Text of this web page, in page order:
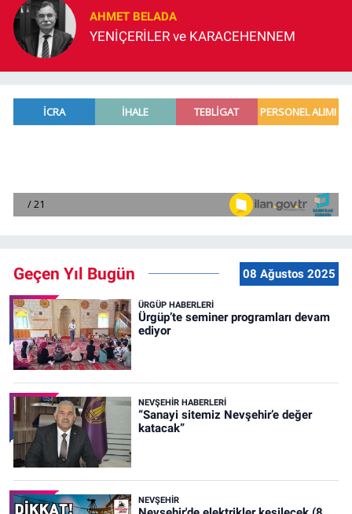
AHMET BELADA
YENİÇERİLER ve KARACEHENNEM
Geçen Yıl Bugün 08 Ağustos 2025
ÜRGÜP HABERLERI
Ürgüp’te seminer programları devam
ediyor
NEVŞEHIR HABERLERI
“Sanayi sitemiz Nevşehir’e değer
katacak”
NEVŞEHIR